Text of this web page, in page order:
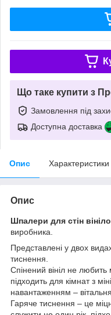
Що таке купити з
Замовлення під
Доступна доставка
Опис Характеристики
Опис
Шпалери для стін
виробника.
Представлені у двох
тиснення.
Спінений вініл не
підходить для кімнат з
навантаженням –
Гаряче тиснення – це